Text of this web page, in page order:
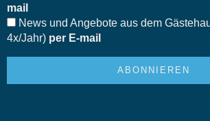
mail
News und Angebote aus dem
4x/Jahr) per E-mail
ABONNIEREN